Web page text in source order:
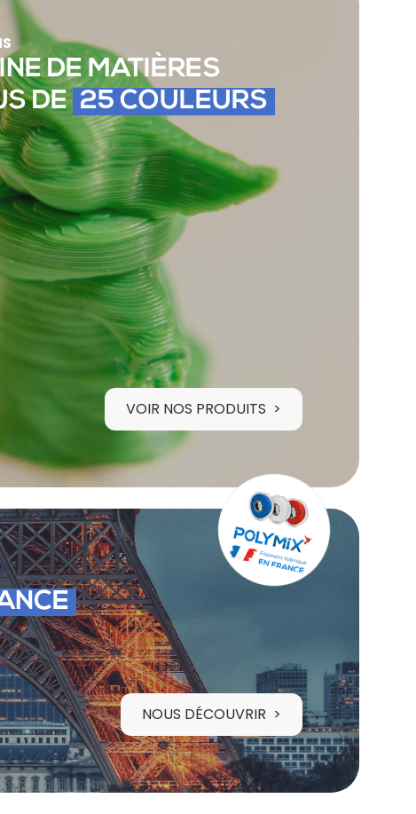
DE MATIÈRES
DE 25 COULEURS
VOIR NOS PRODUITS
NOUS DÉCOUVRIR